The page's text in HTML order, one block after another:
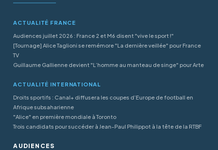
ACTUALITÉ FRANCE
Audiences juillet 2026 : France 2 et M6 disent "vive le sport !"
[Tournage] Alice Taglioni se remémore "La dernière veillée" pour France
TV
Guillaume Gallienne devient "L’homme au manteau de singe" pour Arte
ACTUALITÉ INTERNATIONAL
Droits sportifs : Canal+ diffusera les coupes d’Europe de football en
Afrique subsaharienne
"Alice" en première mondiale à Toronto
Trois candidats pour succéder à Jean-Paul Philippot à la tête de la RTBF
AUDIENCES